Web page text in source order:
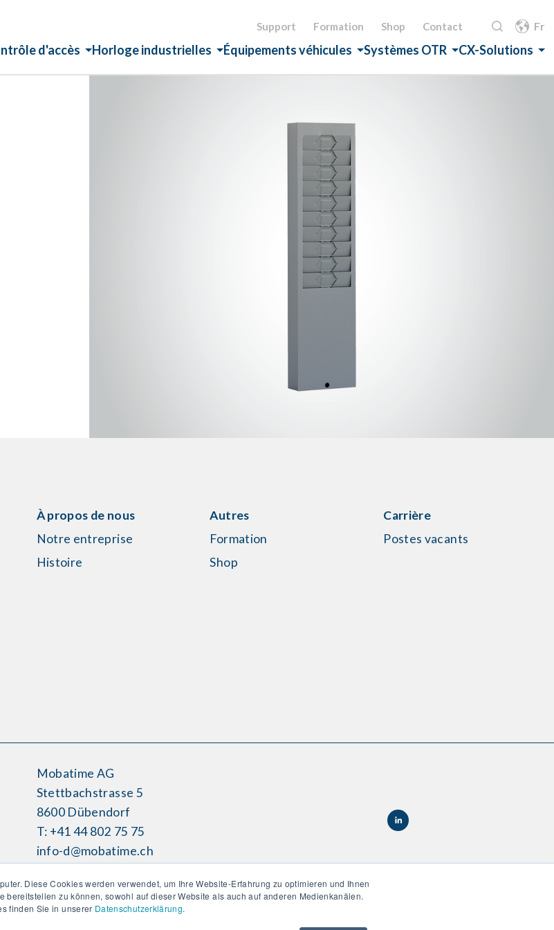
Diese Cookies werden verwendet, um Ihre Website-Erfahrung zu optimieren und Ihnen
zu können, sowohl auf dieser Website als auch auf anderen Medienkanälen.
finden Sie in unserer Datenschutzerklärung.
Support Formation Shop Contact Fr
d'accès Horloge industrielles Équipements véhicules Systèmes OTR CX-Solutions
À propos de nous
Notre entreprise
Histoire
Autres
Formation
Shop
Carrière
Postes vacants
Mobatime AG
Stettbachstrasse 5
8600 Dübendorf
T: +41 44 802 75 75
info-d@mobatime.ch